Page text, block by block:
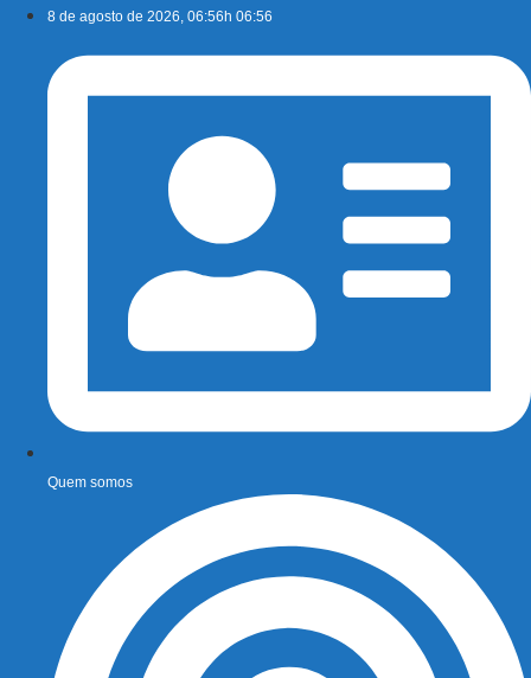
conteúdo
8 de agosto de 2026, 06:56h 06:56
Quem somos